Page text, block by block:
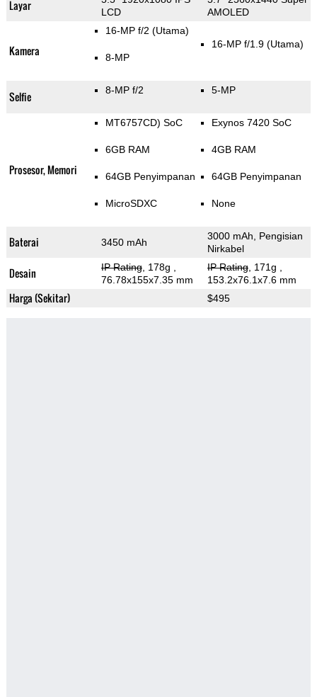
Layar
LCD
AMOLED
Kamera
16-MP f/2 (Utama)
8-MP
16-MP f/1.9 (Utama)
Selfie 8-MP f/2 5-MP
Prosesor, Memori
MT6757CD) SoC
6GB RAM
64GB Penyimpanan
MicroSDXC
Exynos 7420 SoC
4GB RAM
64GB Penyimpanan
None
Baterai 3450 mAh
3000 mAh, Pengisian
Nirkabel
Desain IP Rating, 178g
76.78x155x7.35 mm
IP Rating, 171g
153.2x76.1x7.6 mm
Harga (Sekitar) $495